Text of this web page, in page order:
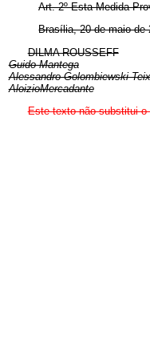
Art. 2º Esta Medida
Brasília, 20 de maio de
DILMA ROUSSEFF
Guido Mantega
Alessandro Golombiewski
AloizioMercadante
Este texto não substitui o